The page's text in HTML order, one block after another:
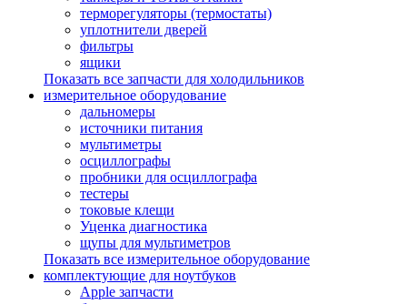
терморегуляторы (термостаты)
уплотнители дверей
фильтры
ящики
Показать все запчасти для холодильников
измерительное оборудование
дальномеры
источники питания
мультиметры
осциллографы
пробники для осциллографа
тестеры
токовые клещи
Уценка диагностика
щупы для мультиметров
Показать все измерительное оборудование
комплектующие для ноутбуков
Apple запчасти